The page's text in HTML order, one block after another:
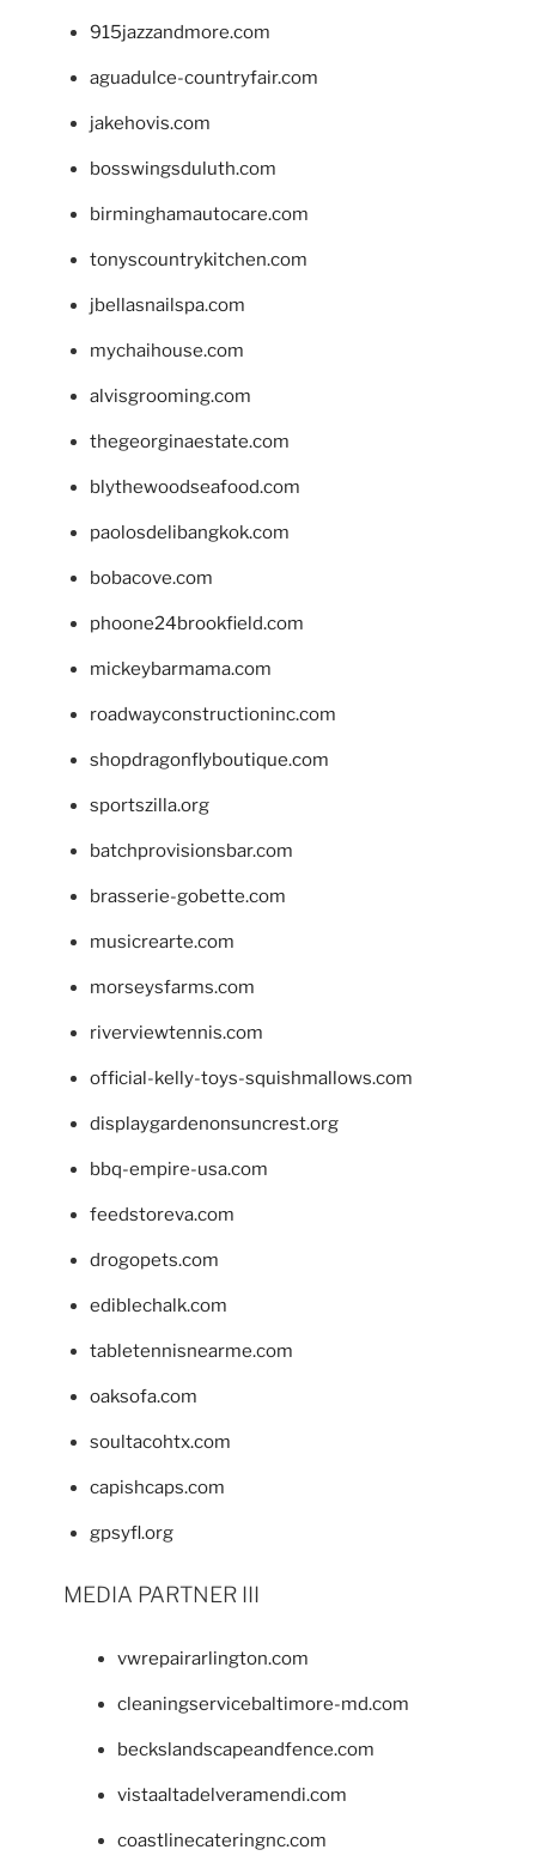
915jazzandmore.com
aguadulce-countryfair.com
jakehovis.com
bosswingsduluth.com
birminghamautocare.com
tonyscountrykitchen.com
jbellasnailspa.com
mychaihouse.com
alvisgrooming.com
thegeorginaestate.com
blythewoodseafood.com
paolosdelibangkok.com
bobacove.com
phoone24brookfield.com
mickeybarmama.com
roadwayconstructioninc.com
shopdragonflyboutique.com
sportszilla.org
batchprovisionsbar.com
brasserie-gobette.com
musicrearte.com
morseysfarms.com
riverviewtennis.com
official-kelly-toys-squishmallows.com
displaygardenonsuncrest.org
bbq-empire-usa.com
feedstoreva.com
drogopets.com
ediblechalk.com
tabletennisnearme.com
oaksofa.com
soultacohtx.com
capishcaps.com
gpsyfl.org
MEDIA PARTNER III
vwrepairarlington.com
cleaningservicebaltimore-md.com
beckslandscapeandfence.com
vistaaltadelveramendi.com
coastlinecateringnc.com